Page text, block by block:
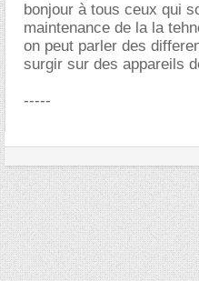
bonjour à tous ceux qui
maintenance de la la
on peut parler des
surgir sur des appareils
-----